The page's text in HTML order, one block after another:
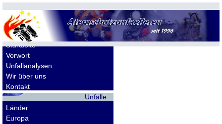
Allgemeines
Startseite
Vorwort
Unfallanalysen
Wir über uns
Kontakt
Unfälle
Länder
Europa